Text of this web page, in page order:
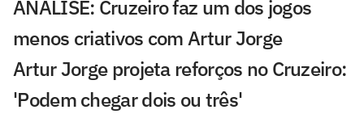
ANÁLISE: Cruzeiro faz um dos jogos
menos criativos com Artur Jorge
Artur Jorge projeta reforços no Cruzeiro:
'Podem chegar dois ou três'